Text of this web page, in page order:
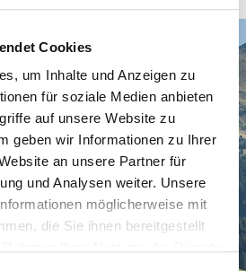
Cookies
um Inhalte und Anzeigen zu
für soziale Medien anbieten
auf unsere Website zu
geben wir Informationen zu Ihrer
an unsere Partner für
und Analysen weiter. Unsere
möglicherweise mit
die Sie ihnen bereitgestellt